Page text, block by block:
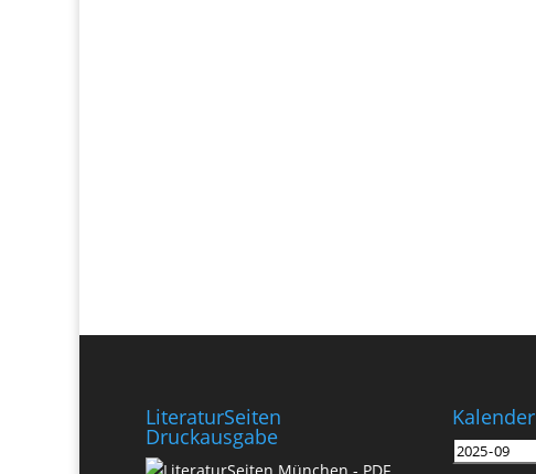
LiteraturSeiten
Druckausgabe
Kalender